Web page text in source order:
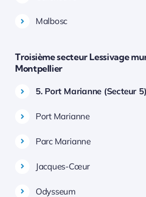
Malbosc
Troisième secteur Lessivage
Montpellier
5. Port Marianne (Secteur 5)
Port Marianne
Parc Marianne
Jacques-Cœur
Odysseum